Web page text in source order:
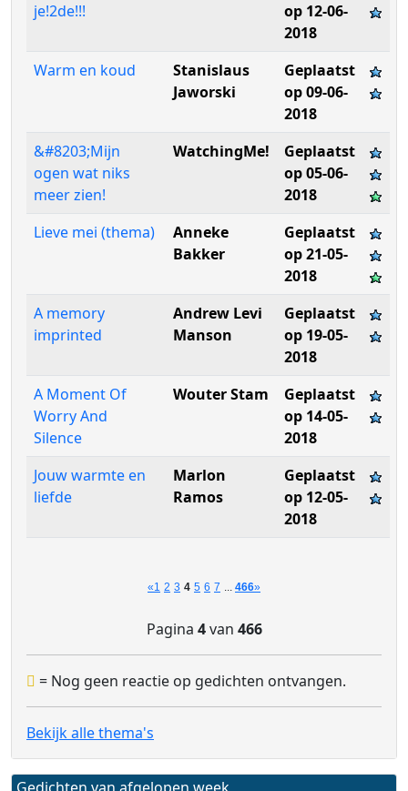
je!2de!!!
op 12-06-
2018
Warm en koud
Stanislaus
Jaworski
Geplaatst
op 09-06-
2018
&#8203;Mijn
ogen wat niks
meer zien!
WatchingMe!
Geplaatst
op 05-06-
2018
Lieve mei (thema)
Anneke
Bakker
Geplaatst
op 21-05-
2018
A memory
imprinted
Andrew Levi
Manson
Geplaatst
op 19-05-
2018
A Moment Of
Worry And
Silence
Wouter Stam
Geplaatst
op 14-05-
2018
Jouw warmte en
liefde
Marlon
Ramos
Geplaatst
op 12-05-
2018
«1 2 3 4 5 6 7 ... 466»
Pagina 4van 466
= Nog geen reactie op gedichten ontvangen.
Bekijk alle thema's